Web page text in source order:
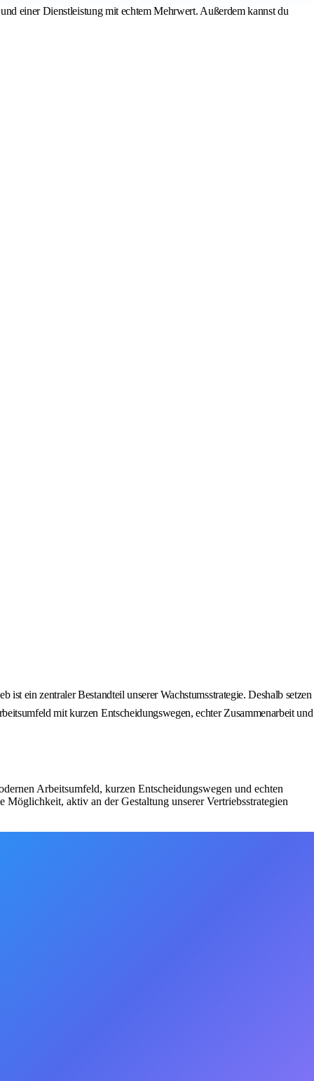
einer Dienstleistung mit echtem Mehrwert. Außerdem kannst du
ein zentraler Bestandteil unserer Wachstumsstrategie. Deshalb setzen
mit kurzen Entscheidungswegen, echter Zusammenarbeit und
Arbeitsumfeld, kurzen Entscheidungswegen und echten
aktiv an der Gestaltung unserer Vertriebsstrategien